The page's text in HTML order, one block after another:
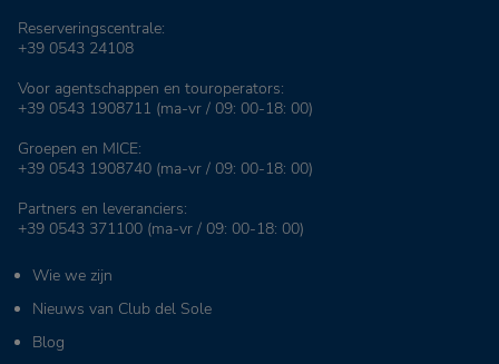
Reserveringscentrale:
+39 0543 24108
Voor agentschappen en touroperators:
+39 0543 1908711 (ma-vr / 09: 00-18: 00)
Groepen en MICE:
+39 0543 1908740 (ma-vr / 09: 00-18: 00)
Partners en leveranciers:
+39 0543 371100 (ma-vr / 09: 00-18: 00)
Wie we zijn
Nieuws van Club del Sole
Blog